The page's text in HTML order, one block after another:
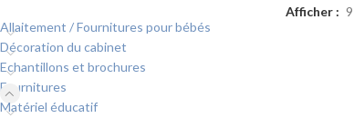
Allaitement / Fournitures pour bébés
Décoration du cabinet
Echantillons et brochures
Fournitures
Matériel éducatif
Afficher
9